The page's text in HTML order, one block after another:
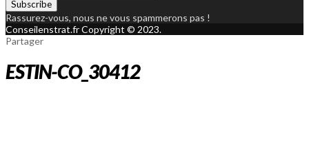
Rassurez-vous, nous ne vous spammerons pas !
Conseilenstrat.fr Copyright © 2023.
Partager
ESTIN-CO_30412